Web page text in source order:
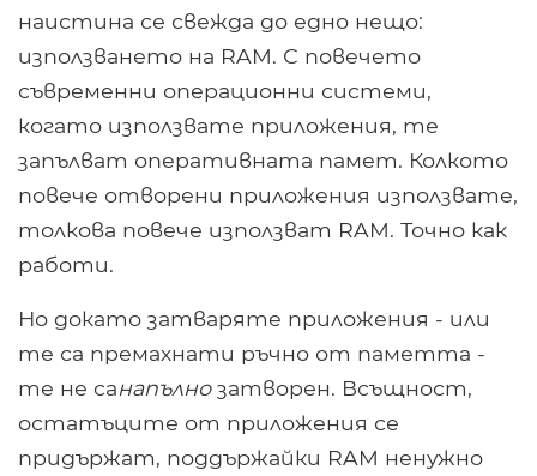
наистина се свежда до едно нещо:
използването на RAM. С повечето
съвременни операционни системи,
когато използвате приложения, те
запълват оперативната памет. Колкото
повече отворени приложения използвате,
толкова повече използват RAM. Точно как
работи.
Но докато затваряте приложения - или
те са премахнати ръчно от паметта -
те не санапълнозатворен. Всъщност,
остатъците от приложения се
придържат, поддържайки RAM ненужно